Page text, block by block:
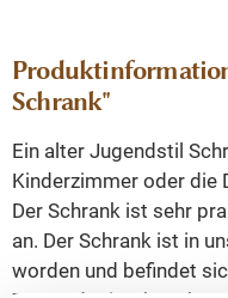
Schrank"
Ein alter Jugendstil
Kinderzimmer oder die
Der Schrank ist sehr
an. Der Schrank ist in
worden und befindet